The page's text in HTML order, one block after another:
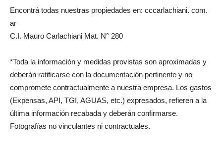
Encontrá todas nuestras propiedades en: cccarlachiani. com.
ar
C.I. Mauro Carlachiani Mat. N° 280
*Toda la información y medidas provistas son aproximadas y
deberán ratificarse con la documentación pertinente y no
compromete contractualmente a nuestra empresa. Los gastos
(Expensas, API, TGI, AGUAS, etc.) expresados, refieren a la
última información recabada y deberán confirmarse.
Fotografías no vinculantes ni contractuales.